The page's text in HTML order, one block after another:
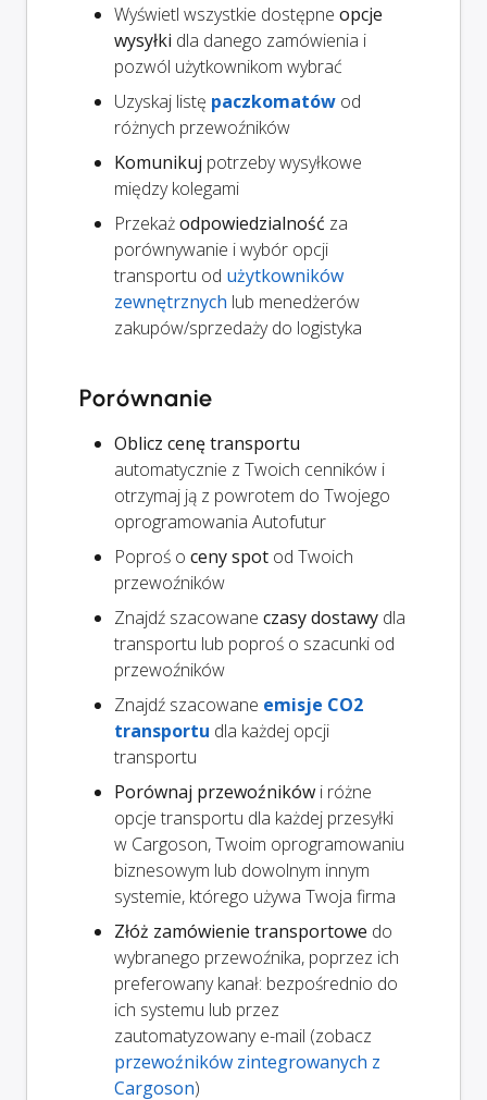
Wyświetl wszystkie dostępne opcje
wysyłki dla danego zamówienia i
pozwól użytkownikom wybrać
Uzyskaj listę paczkomatów od
różnych przewoźników
Komunikuj potrzeby wysyłkowe
między kolegami
Przekażodpowiedzialność za
porównywanie i wybór opcji
transportu od użytkowników
zewnętrznych lub menedżerów
zakupów/sprzedaży do logistyka
Porównanie
Oblicz cenę transportu
automatycznie z Twoich cenników i
otrzymaj ją z powrotem do Twojego
oprogramowania Autofutur
Poproś o ceny spot od Twoich
przewoźników
Znajdź szacowane czasy dostawy dla
transportu lub poproś o szacunki od
przewoźników
Znajdź szacowane emisje CO2
transportu dla każdej opcji
transportu
Porównaj przewoźników i różne
opcje transportu dla każdej przesyłki
w Cargoson, Twoim oprogramowaniu
biznesowym lub dowolnym innym
systemie, którego używa Twoja firma
Złóż zamówienie transportowe do
wybranego przewoźnika, poprzez ich
preferowany kanał: bezpośrednio do
ich systemu lub przez
zautomatyzowany e-mail (zobacz
przewoźników zintegrowanych z
Cargoson)